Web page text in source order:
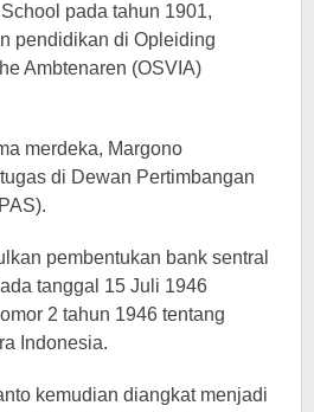
pada tahun 1901,
pendidikan di Opleiding
Ambtenaren (OSVIA)
merdeka, Margono
di Dewan Pertimbangan
pembentukan bank sentral
tanggal 15 Juli 1946
2 tahun 1946 tentang
Indonesia.
kemudian diangkat menjadi